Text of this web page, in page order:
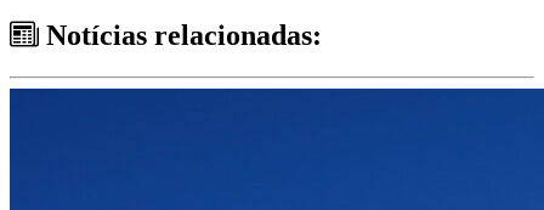
Notícias relacionadas: